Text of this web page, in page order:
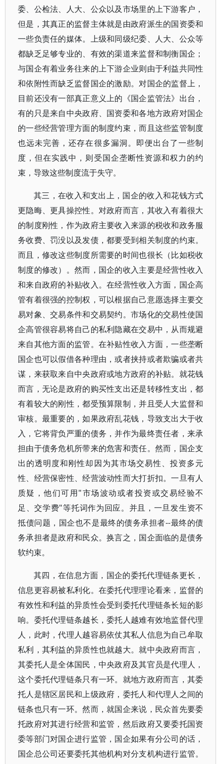
委、公检法、人大、公众以及市场里的上下游客户，
但是，其真正的监督主体就是由政府派生的国资委和
一些负责任的媒体。上级和同级纪委、人大、公众等
都缺乏足够专业的、有效的渠道来监督和制衡国企；
与国企有着业务往来的上下游企业则由于利益共同性
和依附性而缺乏监督国企的激励。对国企的监督上，
目前还没有一部真正意义上的《国企监管法》出台，
有的只是来自中央政府、国资委和各地方政府对国企
的一些经营管理方面的制度约束，而且这些监管制度
也远未完善，还存在很多漏洞。即便出台了一些制
度，但在实践中，则受国企垄断性资源和权力的约
束，导致这些制度流于失守。
其三，在收入和支出上，国企的收入和花钱方式
更隐晦、更具操控性。对政府而言，其收入有着很大
的制度刚性，作为政府主要收入来源的税收和政务服
务收费、罚没以及发债，都要受到相关制度的约束。
而且，修改这些制度所需要的时间也很长（比如税收
制度的修改）。然而，国企的收入主要是经营性收入
和来自政府的补贴收入。在经营性收入方面，国企高
管有着很强的控制权，可以根据自己意愿选择主要交
易对象、交易条件和交易契约。市场化的交易性使国
企高管很容易将自己的私利隐藏在交易中，从而规避
来自其他方面的监管。在补贴性收入方面，一些垄断
国企也可以假借各种理由，或者挟持或者欺骗或者共
谋，来获取来自中央政府或地方政府的补贴。就花钱
而言，无论是政府的购买性支出还是转移性支出，都
有着较大的刚性，都受预算限制，并且受人大监督和
审核。最重要的，如果政府乱花钱，导致支出大于收
入，它将背负严重的债务，并作为最终责任者，来承
担由于债务危机所带来的危害和责任。然而，国企支
出的透明度和刚性却因为其市场交易性、投资多元
性、经营保密性、经营波动性而大打折扣。一旦有人
质疑，他们可用"市场波动或者投资或交易经验不
足、交学费"等托词作为回应。并且，一旦发生资不
抵债问题，国企也不是最终的债务承担者--最终的债
务承担者是政府和民众。换言之，国企面临的是债务
软约束。
其四，在信息方面，国企的委托代理链条更长，
信息更容易被私利化。在委托代理理论看来，监督的
有效性和利益的异质性会受到委托代理链条长短的影
响。委托代理链条越长，委托人越难有效地监督代理
人，此时，代理人越容易依仗其私人信息为自己牟取
私利，其利益的异质性也就越大。就中央政府而言，
其委托人是全体国民，中央政府及其官员是代理人，
这个委托代理链条只有一环。就地方政府而言，其委
托人是辖区居民和上级政府，委托人和代理人之间的
链条也只有一环。然而，就国企来说，民众首先要委
托政府对其进行经营和监管，然后政府又要委托国资
委等部门对国企进行监管，国企如果有分公司的话，
国企总公司还要委托其他机构对分支机构进行监管。